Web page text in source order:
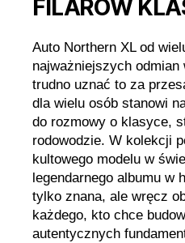
FILARÓW
Auto Northern XL od
najważniejszych
trudno uznać to za
dla wielu osób stanowi
do rozmowy o klasyce,
rodowodzie. W kolekcji
kultowego modelu w
legendarnego albumu w
tylko znana, ale wręcz
każdego, kto chce
autentycznych